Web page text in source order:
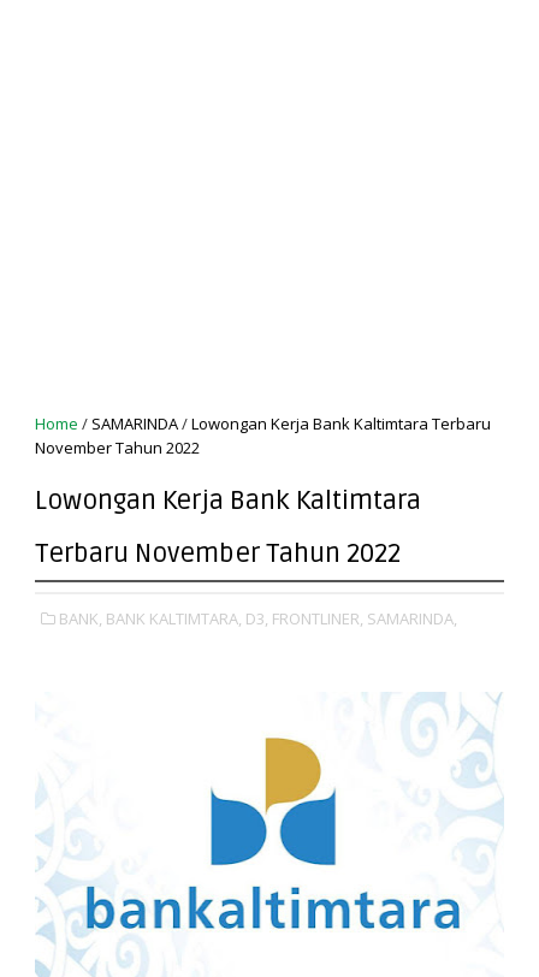
Home / SAMARINDA/Lowongan Kerja Bank Kaltimtara Terbaru
November Tahun 2022
Lowongan Kerja Bank Kaltimtara
Terbaru November Tahun 2022
BANK, BANK KALTIMTARA, D3, FRONTLINER, SAMARINDA,